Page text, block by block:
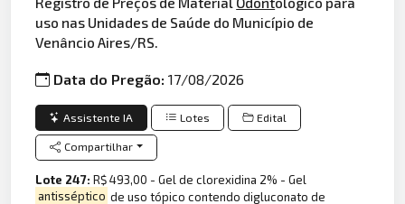
uso nas Unidades de Saúde do Município de
Venâncio Aires/RS.
Data do Pregão:17/08/2026
Assistente IA Lotes Edital
Compartilhar
Lote 247:R$ 493,00 - Gel de clorexidina 2% - Gel
antisséptico de uso tópico contendo digluconato de